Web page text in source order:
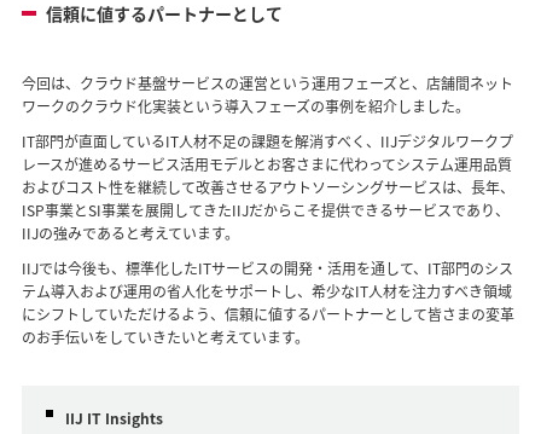
信頼に値するパートナーとして
今回は、クラウド基盤サービスの運営という運用フェーズと、店舗間ネット
ワークのクラウド化実装という導入フェーズの事例を紹介しました。
IT部門が直面しているIT人材不足の課題を解消すべく、IIJデジタルワークプ
レースが進めるサービス活用モデルとお客さまに代わってシステム運用品質
およびコスト性を継続して改善させるアウトソーシングサービスは、長年、
ISP事業とSI事業を展開してきたIIJだからこそ提供できるサービスであり、
IIJの強みであると考えています。
IIJでは今後も、標準化したITサービスの開発・活用を通して、IT部門のシス
テム導入および運用の省人化をサポートし、希少なIT人材を注力すべき領域
にシフトしていただけるよう、信頼に値するパートナーとして皆さまの変革
のお手伝いをしていきたいと考えています。
IIJ IT Insights